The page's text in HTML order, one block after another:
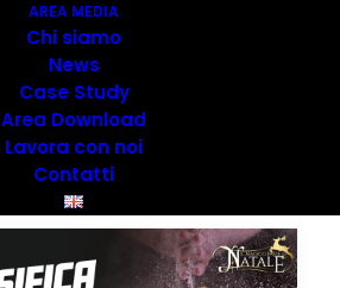
AREA MEDIA
Chi siamo
News
Case Study
Area Download
Lavora con noi
Contatti